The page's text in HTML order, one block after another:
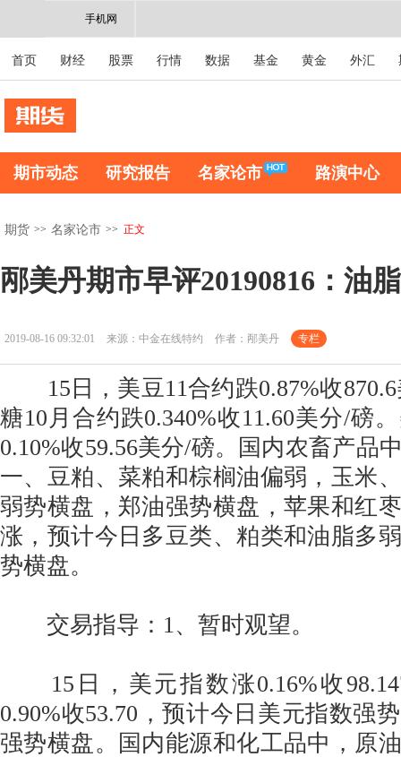
手机网
首页 财经 股票 行情 数据 基金 黄金 外汇
期市动态 研究报告 名家论市 路演中心
期货 >> 名家论市 >> 正文
邴美丹期市早评20190816：油
2019-08-16 09:32:01 来源：中金在线特约 作者：邴美丹 专栏
15日，美豆11合约跌0.87%收870.6
糖10月合约跌0.340%收11.60美分/磅
0.10%收59.56美分/磅。国内农畜产品
一、豆粕、菜粕和棕榈油偏弱，玉米
弱势横盘，郑油强势横盘，苹果和红
涨，预计今日多豆类、粕类和油脂多
势横盘。
交易指导：1、暂时观望。
15日，美元指数涨0.16%收
0.90%收53.70，预计今日美元指数强
强势横盘。国内能源和化工品中，原